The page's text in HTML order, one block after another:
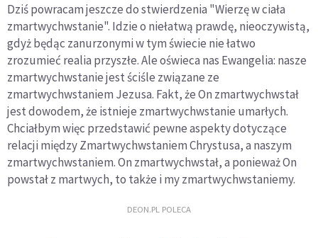
Dziś powracam jeszcze do stwierdzenia "Wierzę w ciała
zmartwychwstanie". Idzie o niełatwą prawdę, nieoczywistą,
gdyż będąc zanurzonymi w tym świecie nie łatwo
zrozumieć realia przyszłe. Ale oświeca nas Ewangelia: nasze
zmartwychwstanie jest ściśle związane ze
zmartwychwstaniem Jezusa. Fakt, że On zmartwychwstał
jest dowodem, że istnieje zmartwychwstanie umarłych.
Chciałbym więc przedstawić pewne aspekty dotyczące
relacji między Zmartwychwstaniem Chrystusa, a naszym
zmartwychwstaniem. On zmartwychwstał, a ponieważ On
powstał z martwych, to także i my zmartwychwstaniemy.
DEON.PL POLECA